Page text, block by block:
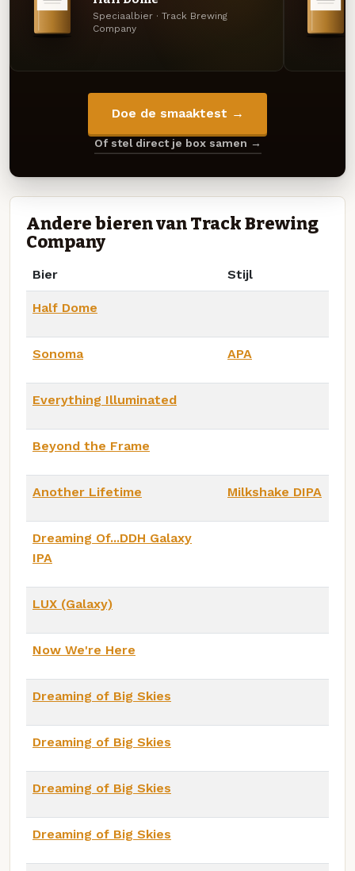
Speciaalbier · Track Brewing
Company
Doe de smaaktest →
Of stel direct je box samen →
Andere bieren van Track Brewing
Company
Bier Stijl
Half Dome
Sonoma APA
Everything Illuminated
Beyond the Frame
Another Lifetime Milkshake DIPA
Dreaming Of...DDH Galaxy
IPA
LUX (Galaxy)
Now We're Here
Dreaming of Big Skies
Dreaming of Big Skies
Dreaming of Big Skies
Dreaming of Big Skies